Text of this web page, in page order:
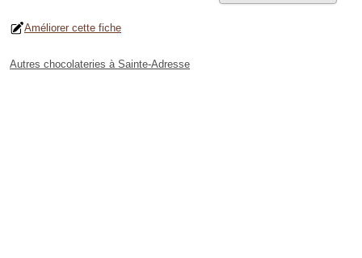
Améliorer cette fiche
Autres chocolateries à Sainte-Adresse